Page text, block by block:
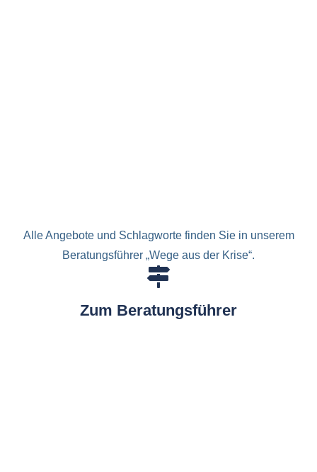
Alle Angebote und Schlagworte finden Sie in unserem
Beratungsführer „Wege aus der Krise“.
Zum Beratungsführer